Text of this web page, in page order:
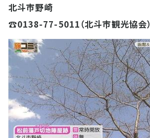
北斗市野崎
☎0138-77-5011（北斗市観光協会）